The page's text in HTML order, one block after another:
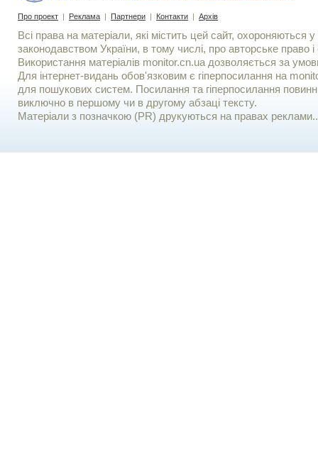
Про проект | Реклама | Партнери | Контакти | Архів
Всі права на матеріали, які містить цей сайт, охороняються у
законодавством України, в тому числі, про авторське право і
Використання матерiалiв monitor.cn.ua дозволяється за
Для iнтернет-видань обов'язковим є гiперпосилання на
для пошукових систем. Посилання та гіперпосилання
виключно в першому чи в другому абзаці тексту.
Матеріали з позначкою (PR) друкуються на правах реклами..